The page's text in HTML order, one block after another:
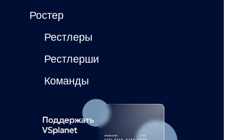
Ростер
Рестлеры
Рестлерши
Команды